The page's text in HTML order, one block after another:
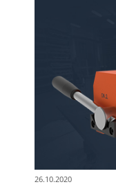
26.10.2020